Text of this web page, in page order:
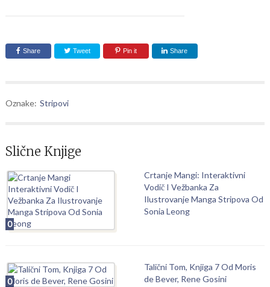
Share Tweet Pin it Share
Oznake: Stripovi
Slične Knjige
0
Crtanje Mangi: Interaktivni
Vodič I Vežbanka Za
Ilustrovanje Manga Stripova Od
Sonia Leong
0
Talični Tom, Knjiga 7 Od Moris
de Bever, Rene Gosini